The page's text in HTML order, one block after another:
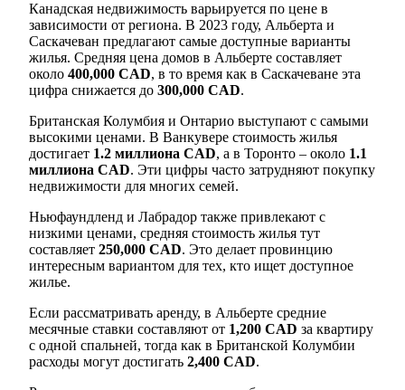
Канадская недвижимость варьируется по цене в
зависимости от региона. В 2023 году, Альберта и
Саскачеван предлагают самые доступные варианты
жилья. Средняя цена домов в Альберте составляет
около 400,000 CAD, в то время как в Саскачеване эта
цифра снижается до 300,000 CAD.
Британская Колумбия и Онтарио выступают с самыми
высокими ценами. В Ванкувере стоимость жилья
достигает 1.2 миллиона CAD, а в Торонто – около 1.1
миллиона CAD. Эти цифры часто затрудняют покупку
недвижимости для многих семей.
Ньюфаундленд и Лабрадор также привлекают с
низкими ценами, средняя стоимость жилья тут
составляет 250,000 CAD. Это делает провинцию
интересным вариантом для тех, кто ищет доступное
жилье.
Если рассматривать аренду, в Альберте средние
месячные ставки составляют от 1,200 CAD за квартиру
с одной спальней, тогда как в Британской Колумбии
расходы могут достигать 2,400 CAD.